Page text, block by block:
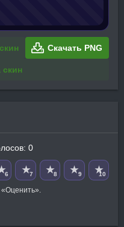
Скачать PNG
0
6 ★7 ★8 ★9 ★10